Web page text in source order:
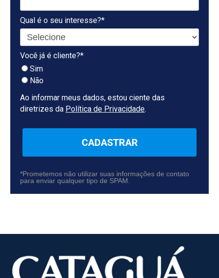
Qual é o seu interesse?*
Você já é cliente?*
Sim
Não
Ao informar meus dados, estou ciente das
diretrizes da Política de Privacidade.
CADASTRAR
*Prometemos não utilizar suas informações de contato
para enviar qualquer tipo de SPAM.